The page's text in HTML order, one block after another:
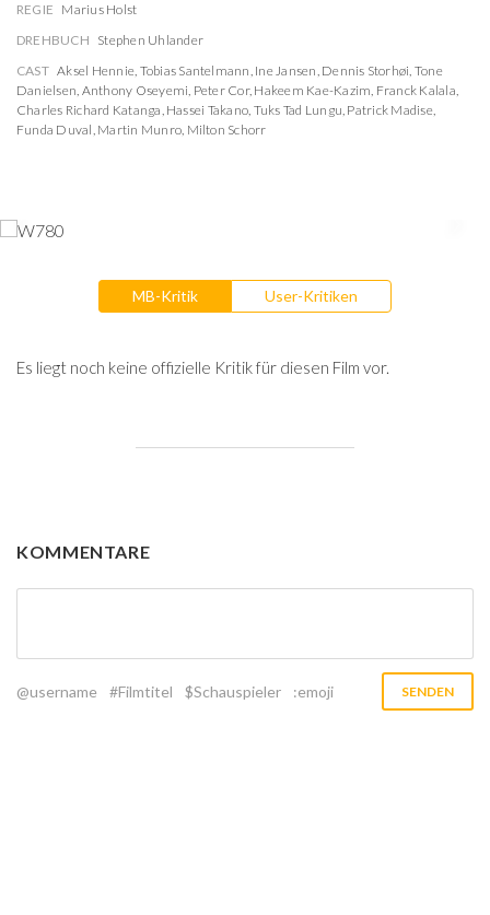
REGIE Marius Holst
DREHBUCH Stephen Uhlander
CAST Aksel Hennie, Tobias Santelmann, Ine Jansen, Dennis Storhøi, Tone
Danielsen, Anthony Oseyemi, Peter Cor, Hakeem Kae-Kazim, Franck Kalala,
Charles Richard Katanga, Hassei Takano, Tuks Tad Lungu, Patrick Madise,
Funda Duval, Martin Munro, Milton Schorr
MB-Kritik User-Kritiken
Es liegt noch keine offizielle Kritik für diesen Film vor.
KOMMENTARE
@username #Filmtitel $Schauspieler :emoji